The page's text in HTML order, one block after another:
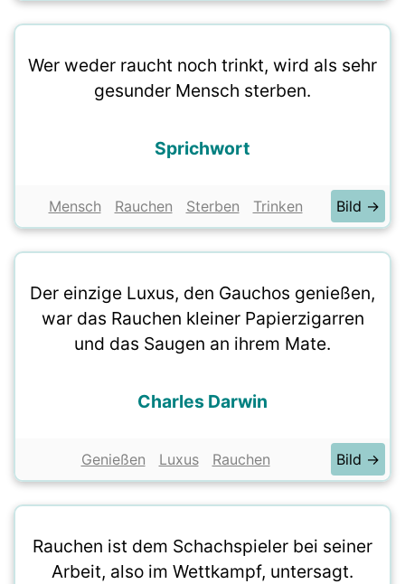
Wer weder raucht noch trinkt, wird als sehr
gesunder Mensch sterben.
Sprichwort
Mensch Rauchen Sterben Trinken Bild →
Der einzige Luxus, den Gauchos genießen,
war das Rauchen kleiner Papierzigarren
und das Saugen an ihrem Mate.
Charles Darwin
Genießen Luxus Rauchen Bild →
Rauchen ist dem Schachspieler bei seiner
Arbeit, also im Wettkampf, untersagt.